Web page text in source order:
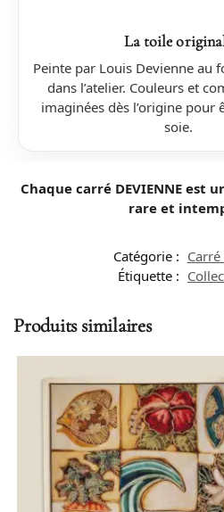
La toile
Peinte par Louis Devienne au
dans l’atelier. Couleurs et
imaginées dès l’origine pour
soie.
Chaque carré DEVIENNE est
rare et
Catégorie :
Étiquette :
Produits similaires